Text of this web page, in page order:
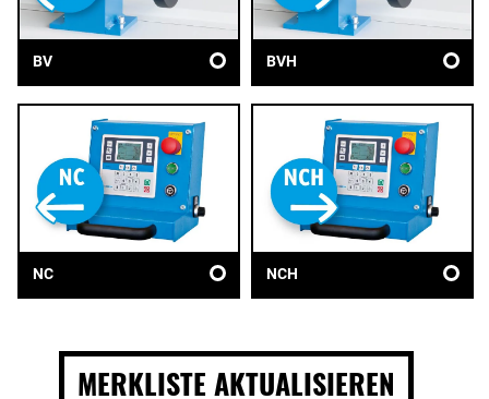
BV BVH
NC NCH
MERKLISTE AKTUALISIEREN